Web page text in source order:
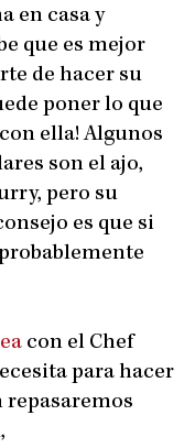
en casa y
que es mejor
de hacer su
poner lo que
ella! Algunos
son el ajo,
pero su
es que si
con el Chef
para hacer
repasaremos